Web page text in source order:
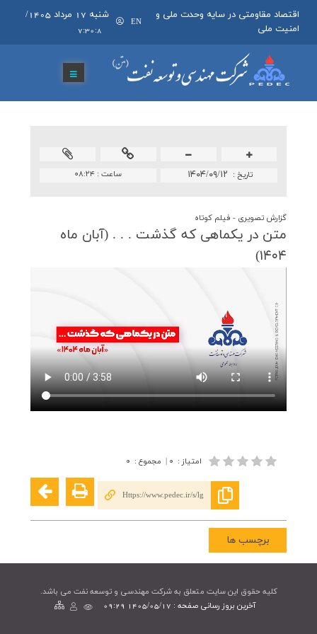
اقتصاد مقاومتی در سایه وحدت ملی و
امنیت ملی
EN
شنبه 17 مرداد 1405 /
7:30:8
ساعت :۰۸:۲۴ تاريخ : ۱۴۰۴/۰۹/۱۲
گزارش تصويری - فیلم کوتاه
متن در یكماهی كه گذشت . . . (آبان ماه
۱۴۰۴)
امتیاز : ۰ | مجموع : ۰
Https://www.pedec.ir/s/lg
برچسب ها
کليه حقوق اين سايت متعلق به شرکت مهندسی و توسعه نفت می باشد.
آخرین بروز رسانی صفحه : 1405/05/17 09:29